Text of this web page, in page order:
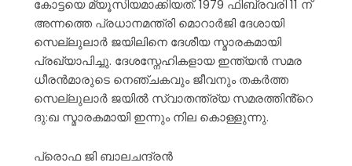
കോട്ടയെ മ്യൂസിയമാക്കിയത്. 1979 ഫിബ്രവരി 11 ന്
അന്നത്തെ പ്രധാനമന്ത്രി മൊറാർജി ദേശായി
സെല്ലുലാർ ജയിലിനെ ദേശീയ സ്മാരകമായി
പ്രഖ്യാപിച്ചു. ദേശസ്നേഹികളായ ഇന്ത്യൻ സമര
ധീരൻമാരുടെ നെഞ്ചകവും ജീവനും തകർത്ത
സെല്ലുലാർ ജയിൽ സ്വാതന്ത്ര്യ സമരത്തിൻ്റെ
ദു:ഖ സ്മാരകമായി ഇന്നും നില കൊള്ളുന്നു.
പ്രൊഫ ജി ബാലചന്ദ്രൻ